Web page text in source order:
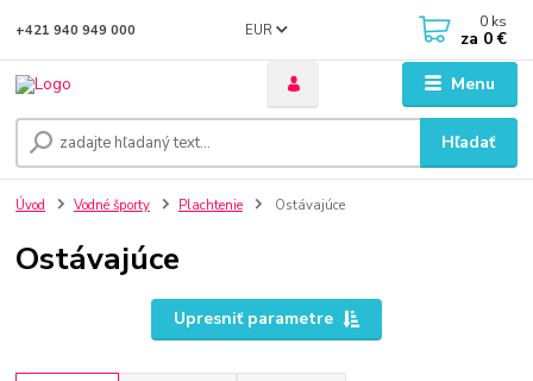
Menu
EUR
Hľadať
+421 940 949 000 0 ks
za 0 €
Úvod Vodné športy Plachtenie Ostávajúce
Ostávajúce
Upresniť parametre